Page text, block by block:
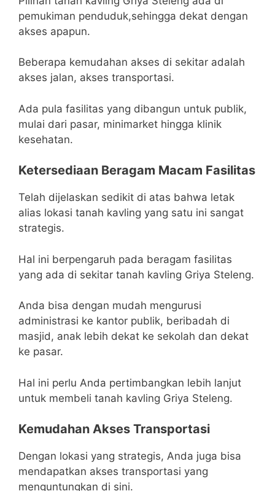
pemukiman penduduk,sehingga dekat dengan
akses apapun.
Beberapa kemudahan akses di sekitar adalah
akses jalan, akses transportasi.
Ada pula fasilitas yang dibangun untuk publik,
mulai dari pasar, minimarket hingga klinik
kesehatan.
Ketersediaan Beragam Macam Fasilitas
Telah dijelaskan sedikit di atas bahwa letak
alias lokasi tanah kavling yang satu ini sangat
strategis.
Hal ini berpengaruh pada beragam fasilitas
yang ada di sekitar tanah kavling Griya Steleng.
Anda bisa dengan mudah mengurusi
administrasi ke kantor publik, beribadah di
masjid, anak lebih dekat ke sekolah dan dekat
ke pasar.
Hal ini perlu Anda pertimbangkan lebih lanjut
untuk membeli tanah kavling Griya Steleng.
Kemudahan Akses Transportasi
Dengan lokasi yang strategis, Anda juga bisa
mendapatkan akses transportasi yang
menguntungkan di sini.